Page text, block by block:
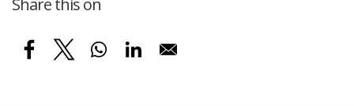
Share this on